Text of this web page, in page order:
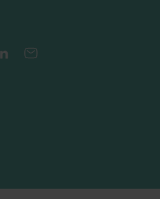
LinkedInE-mail